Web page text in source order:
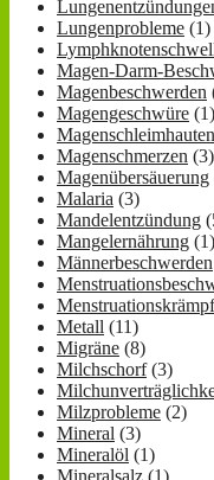
Lungenprobleme (1)
Magen-Darm-
Magenbeschwerden
Magengeschwüre (1)
Magenschmerzen (3)
Magenübersäuerung
Malaria (3)
Mandelentzündung
Mangelernährung (1)
Männerbeschwerden
Metall (11)
Migräne (8)
Milchschorf(3)
Milzprobleme (2)
Mineral (3)
Mineralöl (1)